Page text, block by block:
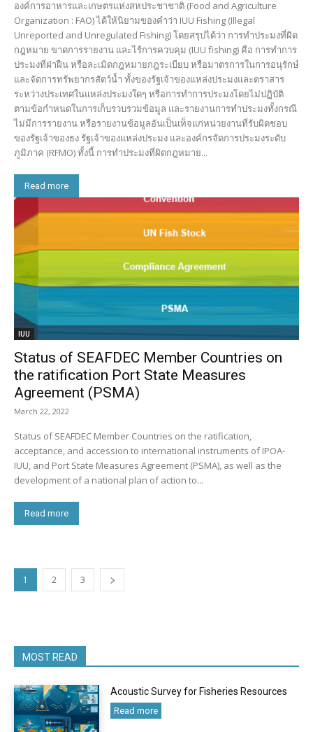
องค์การอาหารและเกษตรแห่งสหประชาชาติ (Food and Agriculture
Organization : FAO) ได้ให้นิยามของคำว่า IUU Fishing (Illegal
Unreported and Unregulated Fishing) โดยสรุปได้ว่า การทำประมงที่ผิด
กฎหมาย ขาดการรายงาน และไร้การควบคุม (IUU fishing) คือ การทำการ
ประมงที่ฝ่าฝืน หรือละเมิดกฎหมายกฎระเบียบ หรือมาตรการในการอนุรักษ์
และจัดการทรัพยากรสัตว์น้ำ ทั้งของรัฐเจ้าของแหล่งประมงและตราสาร
ระหว่างประเทศในแหล่งประมงใดๆ หรือการทำการประมงโดยไม่ปฏิบัติ
ตามข้อกำหนดในการเก็บรวบรวมข้อมูล และรายงานการทำประมงทั้งกรณี
ไม่มีการรายงาน หรือรายงานข้อมูลอันเป็นเท็จแก่หน่วยงานที่รับผิดชอบ
ของรัฐเจ้าของธง รัฐเจ้าของแหล่งประมง และองค์กรจัดการประมงระดับ
ภูมิภาค (RFMO) ทั้งนี้ การทำประมงที่ผิดกฎหมาย...
Read more
IUU
Status of SEAFDEC Member Countries on
the ratification Port State Measures
Agreement (PSMA)
March 22, 2022
Status of SEAFDEC Member Countries on the ratification,
acceptance, and accession to international instruments of IPOA-
IUU, and Port State Measures Agreement (PSMA), as well as the
development of a national plan of action to...
Read more
1 2 3
MOST READ
Acoustic Survey for Fisheries Resources
Read more